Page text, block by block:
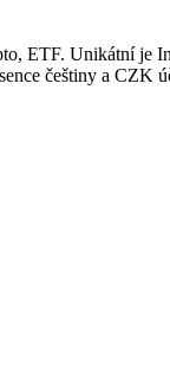
ETF. Unikátní je
češtiny a CZK